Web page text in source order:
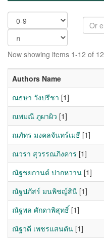
Now showing items 1-12 of 12
Authors Name
ณธษา วังปรีชา [1]
ณพมณี ภูผาผิว [1]
ณภัทร มงคลจันทร์เมธี [1]
ณวรา สุวรรณภิงคาร [1]
ณัฐชยกานต์ ปากหวาน [1]
ณัฐปภัสร์ มนพิชญ์สินี [1]
ณัฐพล ศักดาพิสุทธิ์ [1]
ณัฐวดี เพชรแสนตัน [1]